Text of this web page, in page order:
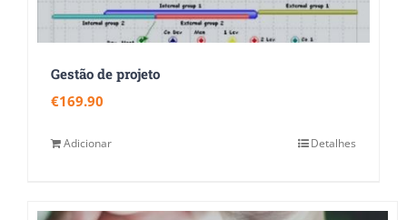
Gestão de projeto
€169.90
Adicionar Detalhes